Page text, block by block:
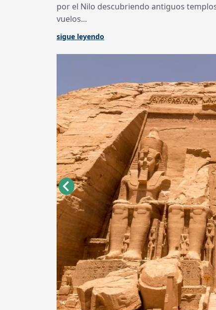
por el Nilo descubriendo antiguos
vuelos...
sigue leyendo